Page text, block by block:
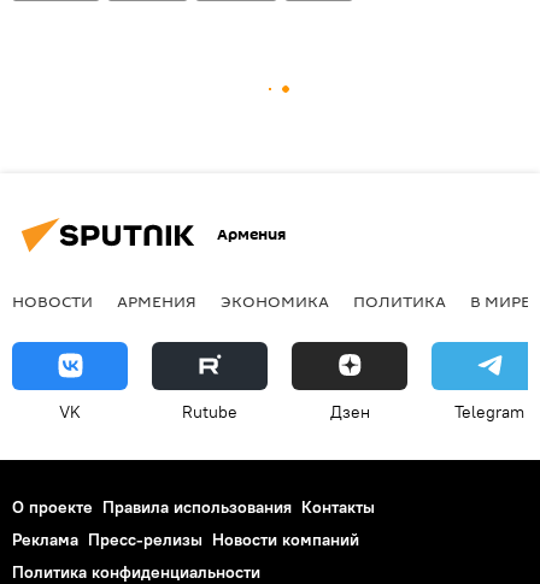
Армения
НОВОСТИ АРМЕНИЯ ЭКОНОМИКА ПОЛИТИКА В МИРЕ
VK Rutube Дзен Telegram
О проекте Правила использования Контакты
Реклама Пресс-релизы Новости компаний
Политика конфиденциальности